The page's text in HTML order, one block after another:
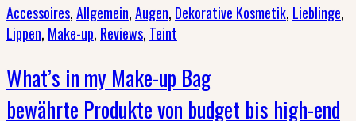
Accessoires,Allgemein,Augen, Dekorative Kosmetik, Lieblinge,
Lippen, Make-up, Reviews, Teint
What’s in my Make-up Bag
bewährte Produkte von budget bis high-end